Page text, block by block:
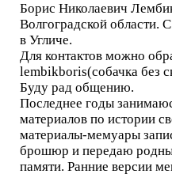
Борис Николаевич
Волгоградской области.
в Угличе.
Для контактов можно
lembikboris(собачка без
Буду рад общению.
Последнее годы
материалов по истории
материалы-мемуары
брошюр и передаю
памяти. Ранние версии